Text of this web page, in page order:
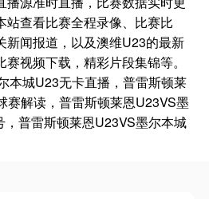
站查看比赛全程录像、比赛比
新闻报道，以及澳维U23的最新
视频下载，精彩片段集锦等。
本城U23无卡直播，普雷斯顿莱
赛解读，普雷斯顿莱恩U23VS墨
普雷斯顿莱恩U23VS墨尔本城